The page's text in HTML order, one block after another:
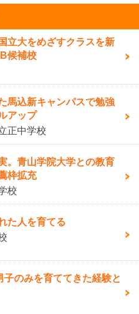
立大をめざすクラスを新
候補校
馬込新キャンパスで勉強
アップ
正中学校
。青山学院大学との教育
枠拡充
校
た人を育てる
子のみを育ててきた経験と